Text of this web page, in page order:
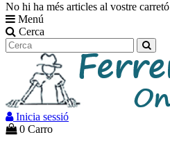
No hi ha més articles al vostre carretó
Menú
Cerca
Inicia sessió
0 Carro